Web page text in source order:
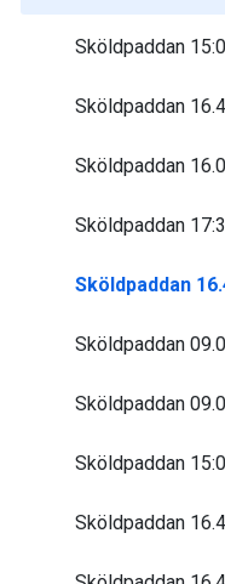
Sköldpaddan
Sköldpaddan
Sköldpaddan
Sköldpaddan
Sköldpaddan
Sköldpaddan
Sköldpaddan
Sköldpaddan
Sköldpaddan